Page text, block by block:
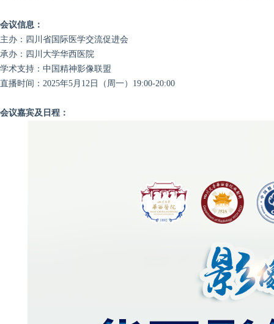
会议信息：
主办：四川省国际医学交流促进会
承办：四川大学华西医院
学术支持：中国精神影像联盟
直播时间：2025年5月12日（周一）19:00-20:00
会议嘉宾及日程：